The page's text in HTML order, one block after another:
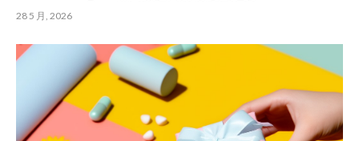
28 5 月, 2026